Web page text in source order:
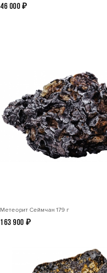
46 000₽
Метеорит Сеймчан 179 г
163 900 ₽